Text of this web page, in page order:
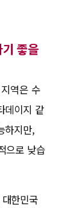
좋을
역은 수
데이지 같
하지만,
으로 낮습
한민국